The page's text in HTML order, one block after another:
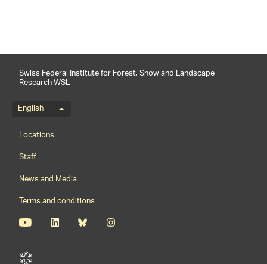
Swiss Federal Institute for Forest, Snow and Landscape
Research WSL
Language menu
English
Footernavigation
Locations
Staff
News and Media
Terms and conditions